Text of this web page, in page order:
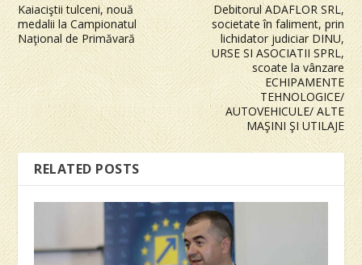
Kaiaciştii tulceni, nouă
medalii la Campionatul
Naţional de Primăvară
Debitorul ADAFLOR SRL,
societate în faliment, prin
lichidator judiciar DINU,
URSE SI ASOCIATII SPRL,
scoate la vânzare
ECHIPAMENTE
TEHNOLOGICE/
AUTOVEHICULE/ ALTE
MAŞINI ŞI UTILAJE
RELATED POSTS